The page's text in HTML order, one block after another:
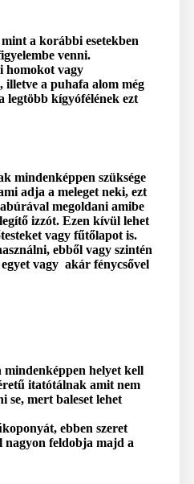
a korábbi esetekben
venni.
homokot vagy
a puhafa alom még
legtöbb kígyófélének ezt
mindenképpen szüksége
adja a meleget neki, ezt
megoldani amibe
izzót. Ezen kívül lehet
vagy fűtőlapot is.
ebből vagy szintén
vagy akár fénycsővel
helyet kell
itatótálnak amit nem
se, mert baleset lehet
ebben szeret
nagyon feldobja majd a